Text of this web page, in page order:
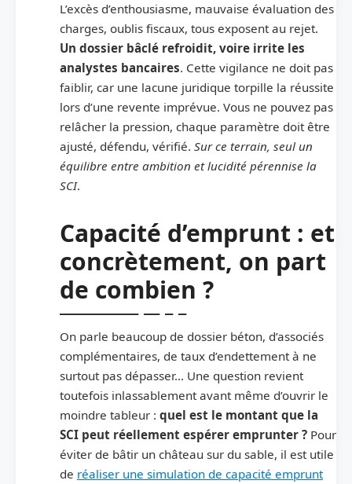
L’excès d’enthousiasme, mauvaise évaluation des
charges, oublis fiscaux, tous exposent au rejet.
Un dossier bâclé refroidit, voire irrite les
analystes bancaires. Cette vigilance ne doit pas
faiblir, car une lacune juridique torpille la réussite
lors d’une revente imprévue. Vous ne pouvez pas
relâcher la pression, chaque paramètre doit être
ajusté, défendu, vérifié. Sur ce terrain, seul un
équilibre entre ambition et lucidité pérennise la
SCI.
Capacité d’emprunt : et
concrètement, on part
de combien ?
On parle beaucoup de dossier béton, d’associés
complémentaires, de taux d’endettement à ne
surtout pas dépasser… Une question revient
toutefois inlassablement avant même d’ouvrir le
moindre tableur : quel est le montant que la
SCI peut réellement espérer emprunter ? Pour
éviter de bâtir un château sur du sable, il est utile
de réaliser une simulation de capacité emprunt